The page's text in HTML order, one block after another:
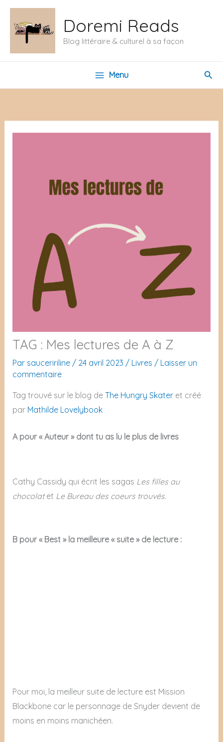
Aller
contenu
Doremi Reads
Blog littéraire & culturel à sa façon
Menu
TAG : Mes lectures de A à Z
Par sauceririline / 24 avril 2023 / Livres / Laisser un
commentaire
Tag trouvé sur le blog de The Hungry Skateret créé
par Mathilde Lovelybook
A pour « Auteur » dont tu as lu le plus de livres
Cathy Cassidy qui écrit les sagas Les filles au
chocolatet Le Bureau des coeurs trouvés.
B pour « Best » la meilleure « suite » de lecture :
Pour moi, la meilleur suite de lecture est Mission
Blackbone car le personnage de Snyder devient de
moins en moins manichéen.